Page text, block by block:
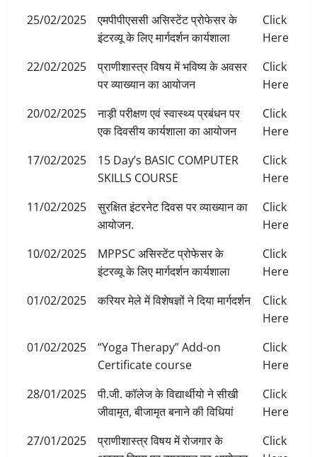
25/02/2025
एमपीपीएससी असिस्टेंट प्रोफेसर के
इंटरव्यू के लिए मार्गदर्शन कार्यशाला
Click
Here
22/02/2025
प्राणीशास्त्र विषय में भविष्य के अवसर
पर व्याख्यान का आयोजन
Click
Here
20/02/2025
नाड़ी परीक्षण एवं स्वास्थ्य प्रबंधन पर
एक दिवसीय कार्यशाला का आयोजन
Click
Here
17/02/2025
15 Day’s BASIC COMPUTER
SKILLS COURSE
Click
Here
11/02/2025
सुरक्षित इंटरनेट दिवस पर व्याख्यान का
आयोजन.
Click
Here
10/02/2025
MPPSC असिस्टेंट प्रोफेसर के
इंटरव्यू के लिए मार्गदर्शन कार्यशाला
Click
Here
01/02/2025
करियर मेले में विशेषज्ञों ने दिया मार्गदर्शन
Click
Here
01/02/2025
“Yoga Therapy” Add-on
Certificate course
Click
Here
28/01/2025
पी.जी. कॉलेज के विद्यार्थीयो ने सीखी
जीवामृत, बीजामृत बनाने की विधियां
Click
Here
27/01/2025
प्राणीशास्त्र विषय में रोजगार के
Click